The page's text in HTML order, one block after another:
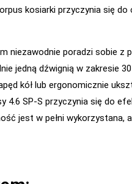
kosiarki przyczynia się
niezawodnie poradzi sobie
jedną dźwignią w zakresie
kół lub ergonomicznie
4.6 SP-S przyczynia się do
jest w pełni